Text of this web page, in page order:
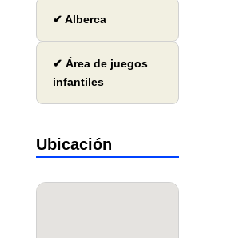
✔ Alberca
✔ Área de juegos
infantiles
Ubicación